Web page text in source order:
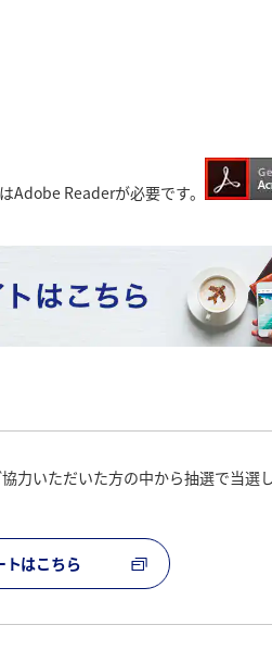
Adobe Readerが必要です。
力いただいた方の中から抽選で当選
トはこちら